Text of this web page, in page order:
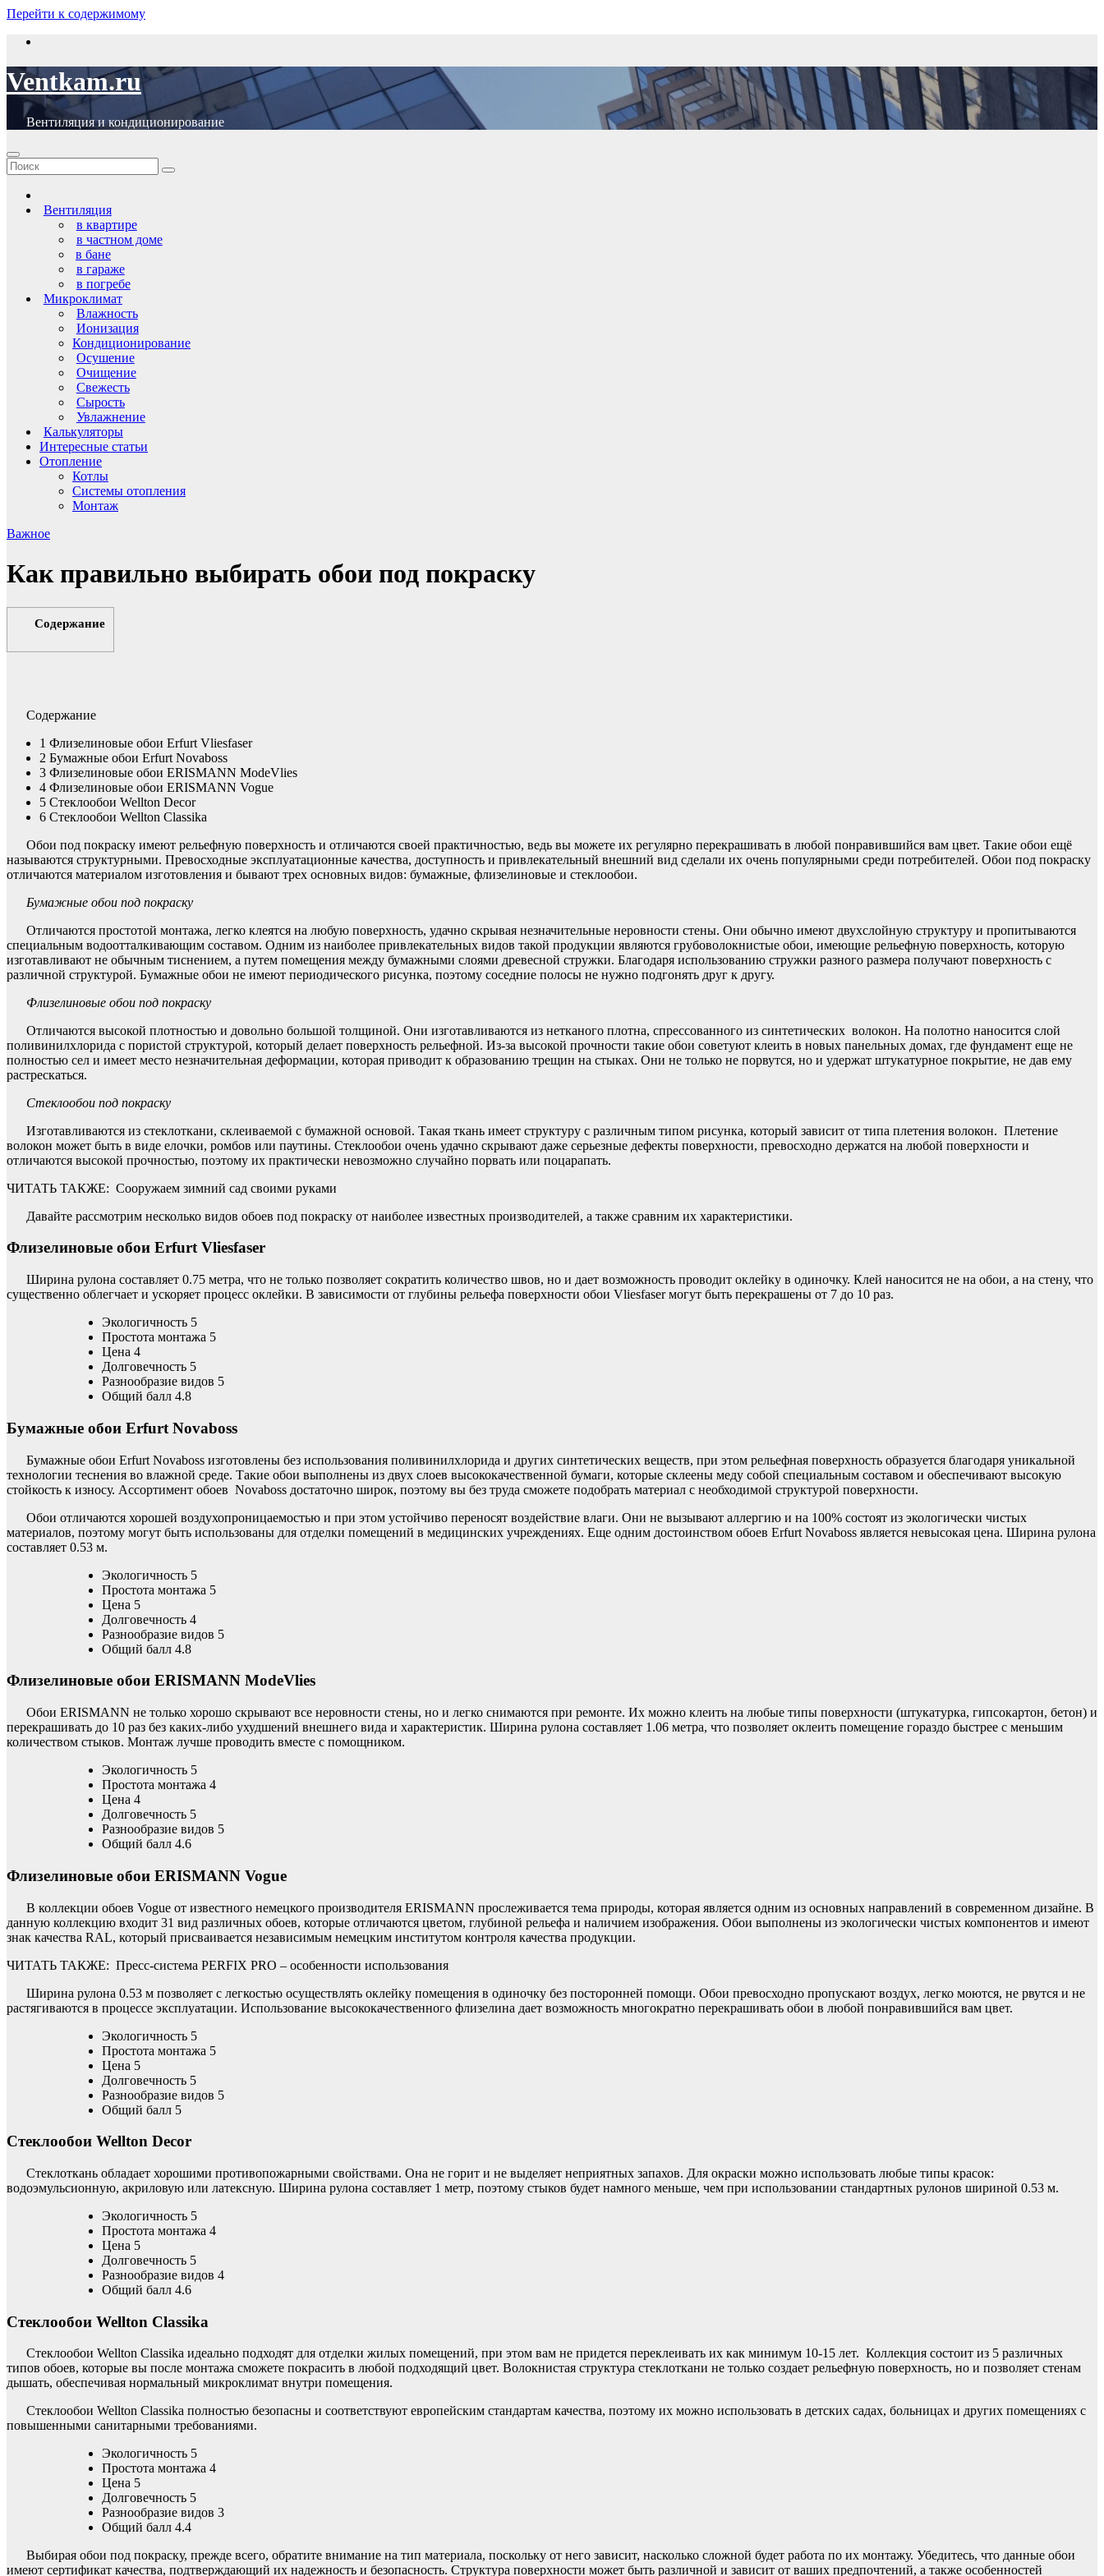
Перейти к содержимому
Ventkam.ru
Вентиляция и кондиционирование
Вентиляция
в квартире
в частном доме
в бане
в гараже
в погребе
Микроклимат
Влажность
Ионизация
Кондиционирование
Осушение
Очищение
Свежесть
Сырость
Увлажнение
Калькуляторы
Интересные статьи
Отопление
Котлы
Системы отопления
Монтаж
Важное
Как правильно выбирать обои под покраску
Содержание
Содержание
1 Флизелиновые обои Erfurt Vliesfaser
2 Бумажные обои Erfurt Novaboss
3 Флизелиновые обои ERISMANN ModeVlies
4 Флизелиновые обои ERISMANN Vogue
5 Стеклообои Wellton Decor
6 Стеклообои Wellton Classika
Обои под покраску имеют рельефную поверхность и отличаются своей практичностью, ведь вы можете их регулярно перекрашивать в любой понравившийся вам цвет. Такие обои ещё
называются структурными. Превосходные эксплуатационные качества, доступность и привлекательный внешний вид сделали их очень популярными среди потребителей. Обои под покраску
отличаются материалом изготовления и бывают трех основных видов: бумажные, флизелиновые и стеклообои.
Бумажные обои под покраску
Отличаются простотой монтажа, легко клеятся на любую поверхность, удачно скрывая незначительные неровности стены. Они обычно имеют двухслойную структуру и пропитываются
специальным водоотталкивающим составом. Одним из наиболее привлекательных видов такой продукции являются грубоволокнистые обои, имеющие рельефную поверхность, которую
изготавливают не обычным тиснением, а путем помещения между бумажными слоями древесной стружки. Благодаря использованию стружки разного размера получают поверхность с
различной структурой. Бумажные обои не имеют периодического рисунка, поэтому соседние полосы не нужно подгонять друг к другу.
Флизелиновые обои под покраску
Отличаются высокой плотностью и довольно большой толщиной. Они изготавливаются из нетканого плотна, спрессованного из синтетических волокон. На полотно наносится слой
поливинилхлорида с пористой структурой, который делает поверхность рельефной. Из-за высокой прочности такие обои советуют клеить в новых панельных домах, где фундамент еще не
полностью сел и имеет место незначительная деформации, которая приводит к образованию трещин на стыках. Они не только не порвутся, но и удержат штукатурное покрытие, не дав ему
растрескаться.
Стеклообои под покраску
Изготавливаются из стеклоткани, склеиваемой с бумажной основой. Такая ткань имеет структуру с различным типом рисунка, который зависит от типа плетения волокон. Плетение
волокон может быть в виде елочки, ромбов или паутины. Стеклообои очень удачно скрывают даже серьезные дефекты поверхности, превосходно держатся на любой поверхности и
отличаются высокой прочностью, поэтому их практически невозможно случайно порвать или поцарапать.
ЧИТАТЬ ТАКЖЕ: Сооружаем зимний сад своими руками
Давайте рассмотрим несколько видов обоев под покраску от наиболее известных производителей, а также сравним их характеристики.
Флизелиновые обои Erfurt Vliesfaser
Ширина рулона составляет 0.75 метра, что не только позволяет сократить количество швов, но и дает возможность проводит оклейку в одиночку. Клей наносится не на обои, а на стену, что
существенно облегчает и ускоряет процесс оклейки. В зависимости от глубины рельефа поверхности обои Vliesfaser могут быть перекрашены от 7 до 10 раз.
Экологичность 5
Простота монтажа 5
Цена 4
Долговечность 5
Разнообразие видов 5
Общий балл 4.8
Бумажные обои Erfurt Novaboss
Бумажные обои Erfurt Novaboss изготовлены без использования поливинилхлорида и других синтетических веществ, при этом рельефная поверхность образуется благодаря уникальной
технологии теснения во влажной среде. Такие обои выполнены из двух слоев высококачественной бумаги, которые склеены меду собой специальным составом и обеспечивают высокую
стойкость к износу. Ассортимент обоев Novaboss достаточно широк, поэтому вы без труда сможете подобрать материал с необходимой структурой поверхности.
Обои отличаются хорошей воздухопроницаемостью и при этом устойчиво переносят воздействие влаги. Они не вызывают аллергию и на 100% состоят из экологически чистых
материалов, поэтому могут быть использованы для отделки помещений в медицинских учреждениях. Еще одним достоинством обоев Erfurt Novaboss является невысокая цена. Ширина рулона
составляет 0.53 м.
Экологичность 5
Простота монтажа 5
Цена 5
Долговечность 4
Разнообразие видов 5
Общий балл 4.8
Флизелиновые обои ERISMANN ModeVlies
Обои ERISMANN не только хорошо скрывают все неровности стены, но и легко снимаются при ремонте. Их можно клеить на любые типы поверхности (штукатурка, гипсокартон, бетон) и
перекрашивать до 10 раз без каких-либо ухудшений внешнего вида и характеристик. Ширина рулона составляет 1.06 метра, что позволяет оклеить помещение гораздо быстрее с меньшим
количеством стыков. Монтаж лучше проводить вместе с помощником.
Экологичность 5
Простота монтажа 4
Цена 4
Долговечность 5
Разнообразие видов 5
Общий балл 4.6
Флизелиновые обои ERISMANN Vogue
В коллекции обоев Vogue от известного немецкого производителя ERISMANN прослеживается тема природы, которая является одним из основных направлений в современном дизайне. В
данную коллекцию входит 31 вид различных обоев, которые отличаются цветом, глубиной рельефа и наличием изображения. Обои выполнены из экологически чистых компонентов и имеют
знак качества RAL, который присваивается независимым немецким институтом контроля качества продукции.
ЧИТАТЬ ТАКЖЕ: Пресс-система PERFIX PRO – особенности использования
Ширина рулона 0.53 м позволяет с легкостью осуществлять оклейку помещения в одиночку без посторонней помощи. Обои превосходно пропускают воздух, легко моются, не рвутся и не
растягиваются в процессе эксплуатации. Использование высококачественного флизелина дает возможность многократно перекрашивать обои в любой понравившийся вам цвет.
Экологичность 5
Простота монтажа 5
Цена 5
Долговечность 5
Разнообразие видов 5
Общий балл 5
Стеклообои Wellton Decor
Стеклоткань обладает хорошими противопожарными свойствами. Она не горит и не выделяет неприятных запахов. Для окраски можно использовать любые типы красок:
водоэмульсионную, акриловую или латексную. Ширина рулона составляет 1 метр, поэтому стыков будет намного меньше, чем при использовании стандартных рулонов шириной 0.53 м.
Экологичность 5
Простота монтажа 4
Цена 5
Долговечность 5
Разнообразие видов 4
Общий балл 4.6
Стеклообои Wellton Classika
Стеклообои Wellton Classika идеально подходят для отделки жилых помещений, при этом вам не придется переклеивать их как минимум 10-15 лет. Коллекция состоит из 5 различных
типов обоев, которые вы после монтажа сможете покрасить в любой подходящий цвет. Волокнистая структура стеклоткани не только создает рельефную поверхность, но и позволяет стенам
дышать, обеспечивая нормальный микроклимат внутри помещения.
Стеклообои Wellton Classika полностью безопасны и соответствуют европейским стандартам качества, поэтому их можно использовать в детских садах, больницах и других помещениях с
повышенными санитарными требованиями.
Экологичность 5
Простота монтажа 4
Цена 5
Долговечность 5
Разнообразие видов 3
Общий балл 4.4
Выбирая обои под покраску, прежде всего, обратите внимание на тип материала, поскольку от него зависит, насколько сложной будет работа по их монтажу. Убедитесь, что данные обои
имеют сертификат качества, подтверждающий их надежность и безопасность. Структура поверхности может быть различной и зависит от ваших предпочтений, а также особенностей